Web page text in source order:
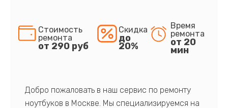
Стоимость
ремонта
от 290 руб
Скидка
до
20%
Время
ремонта
от 20
мин
Добро пожаловать в наш сервис по ремонту
ноутбуков в Москве. Мы специализируемся на